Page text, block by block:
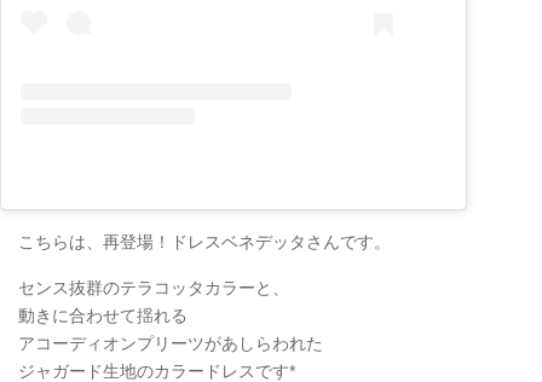
こちらは、再登場！ドレスベネデッタさんです。
センス抜群のテラコッタカラーと、
動きに合わせて揺れる
アコーディオンプリーツがあしらわれた
ジャガード生地のカラードレスです*